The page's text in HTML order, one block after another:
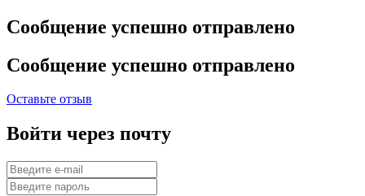
Сообщение успешно отправлено
Сообщение успешно отправлено
Оставьте отзыв
Войти через почту